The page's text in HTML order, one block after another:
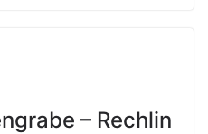
– Rechlin